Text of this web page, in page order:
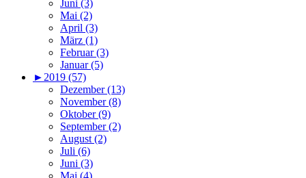
Juni (3)
Mai (2)
April (3)
März (1)
Februar (3)
Januar (5)
►2019 (57)
Dezember (13)
November (8)
Oktober (9)
September (2)
August (2)
Juli (6)
Juni (3)